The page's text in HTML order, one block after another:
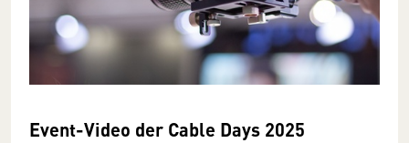
Event-Video der Cable Days 2025